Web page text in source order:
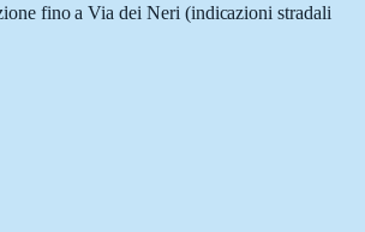
fino aVia dei Neri (indicazioni stradali